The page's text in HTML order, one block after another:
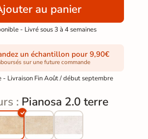
au panier
- Livré sous 3 à 4 semaines
un échantillon pour 9,90€
sur une future commande
- Livraison Fin Août / début septembre
: Pianosa 2.0 terre